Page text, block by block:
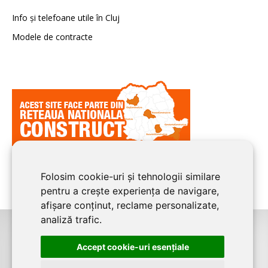
Folosim cookie-uri și tehnologii similare
pentru a crește experiența de navigare,
afișare conținut, reclame personalizate,
analiză trafic.
Accept cookie-uri esenţiale
Info și telefoane utile în Cluj
Modele de contracte
CLUJ CONSTRUCTeste un serviciu de promovare online pentru
firme. Proiect digital dezvoltat de
LIVE COMMUNICATIONS SRL
, Cluj-Napoca,